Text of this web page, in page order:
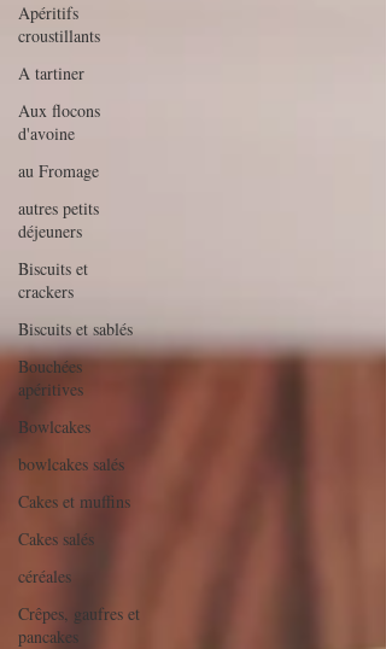
Apéritifs
croustillants
A tartiner
Aux flocons
d'avoine
au Fromage
autres petits
déjeuners
Biscuits et
crackers
Biscuits et sablés
Bouchées
apéritives
Bowlcakes
bowlcakes salés
Cakes et muffins
Cakes salés
céréales
Crêpes, gaufres et
pancakes